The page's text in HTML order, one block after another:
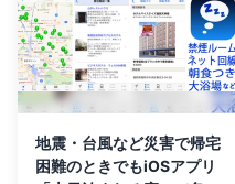
地震・台風など災害で帰宅
困難のときでもiOSアプリ